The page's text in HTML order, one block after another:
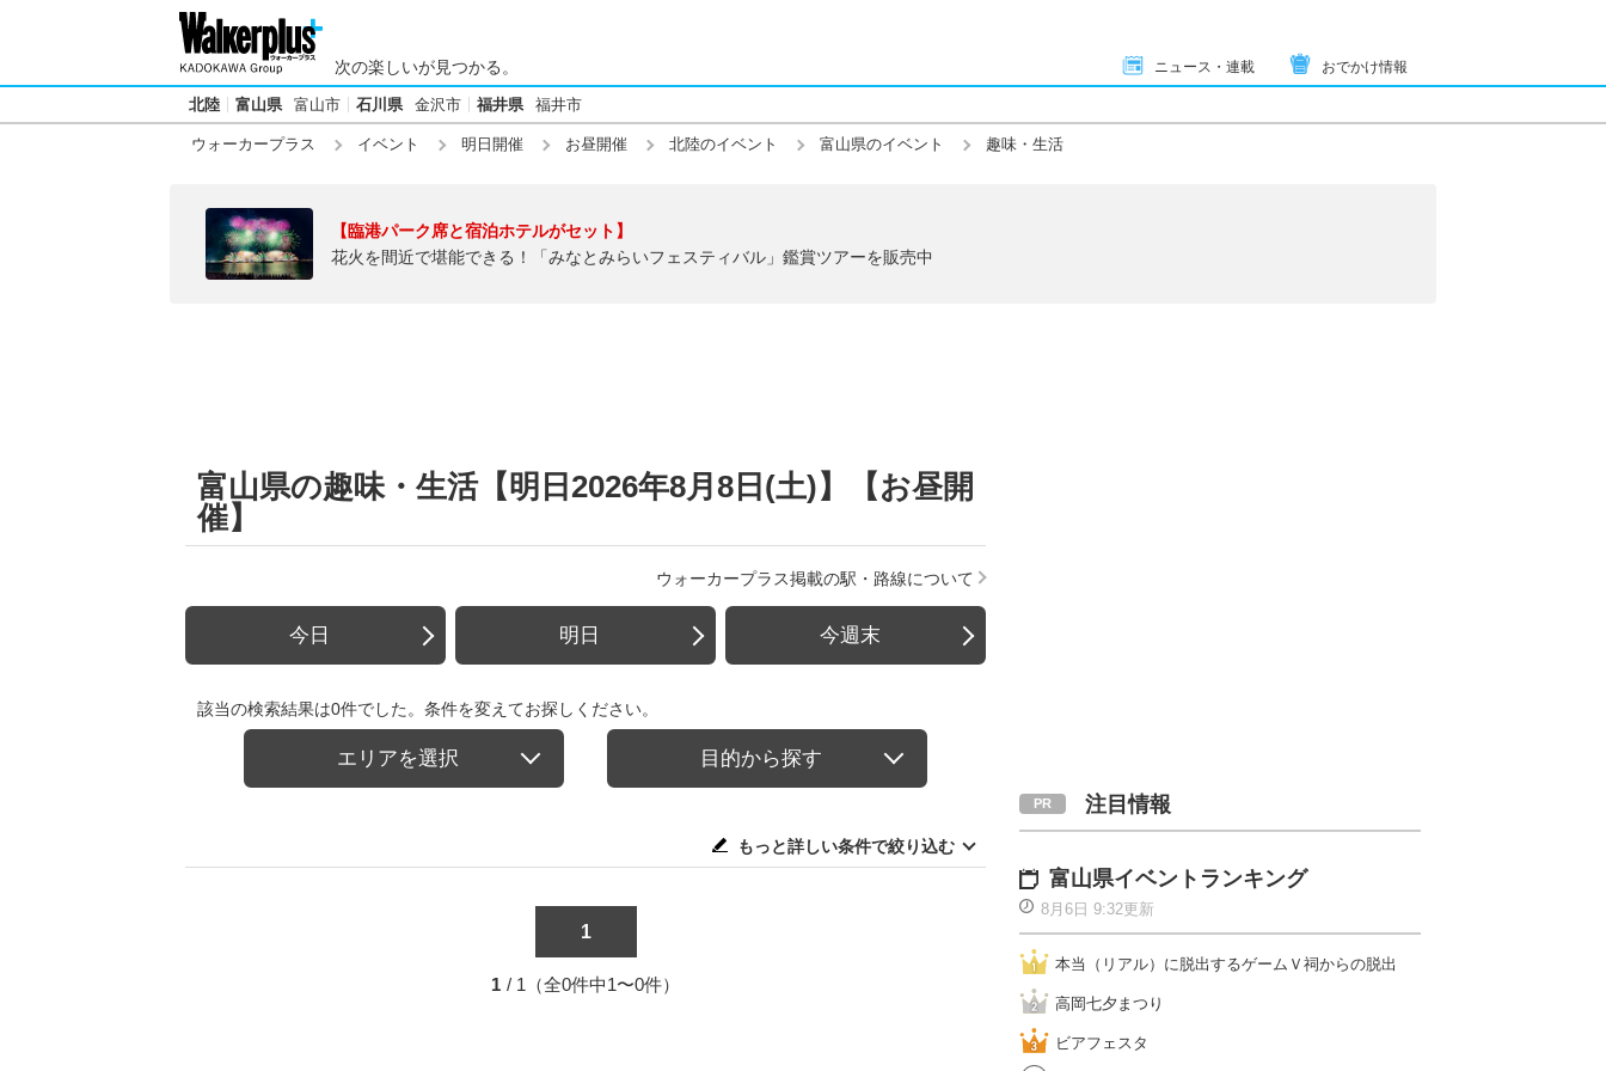
次の楽しいが見つかる。 ニュース・連載 おでかけ情報
北陸 富山県 富山市 石川県 金沢市 福井県 福井市
ウォーカープラス イベント 明日開催 お昼開催 北陸のイベント 富山県のイベント 趣味・生活
【臨港パーク席と宿泊ホテルがセット】
花火を間近で堪能できる！「みなとみらいフェスティバル」鑑賞ツアーを販売中
富山県の趣味・生活【明日2026年8月8日(土)】【お昼開
催】
ウォーカープラス掲載の駅・路線について
今日 明日 今週末
該当の検索結果は0件でした。条件を変えてお探しください。
エリアを選択 目的から探す
もっと詳しい条件で絞り込む
1
1 / 1（全0件中1〜0件）
注目情報
富山県イベントランキング
8月6日 9:32更新
本当（リアル）に脱出するゲームＶ祠からの脱出
高岡七夕まつり
ビアフェスタ